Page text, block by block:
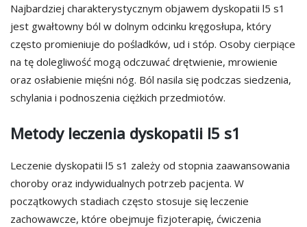
Najbardziej charakterystycznym objawem dyskopatii l5 s1
jest gwałtowny ból w dolnym odcinku kręgosłupa, który
często promieniuje do pośladków, ud i stóp. Osoby cierpiące
na tę dolegliwość mogą odczuwać drętwienie, mrowienie
oraz osłabienie mięśni nóg. Ból nasila się podczas siedzenia,
schylania i podnoszenia ciężkich przedmiotów.
Metody leczenia dyskopatii l5 s1
Leczenie dyskopatii l5 s1 zależy od stopnia zaawansowania
choroby oraz indywidualnych potrzeb pacjenta. W
początkowych stadiach często stosuje się leczenie
zachowawcze, które obejmuje fizjoterapię, ćwiczenia